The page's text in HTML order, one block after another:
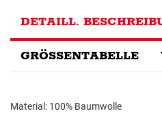
DETAILL.
GRÖSSENTABELLE
Material: 100% Baumwolle